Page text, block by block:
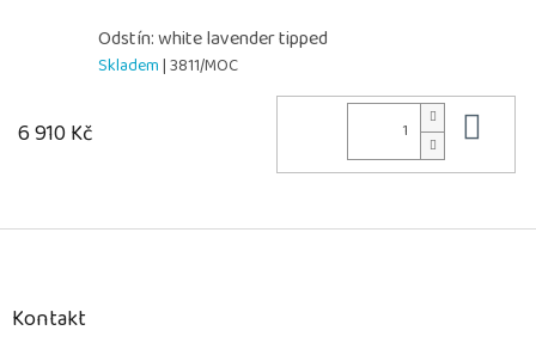
Odstín: white lavender tipped
Skladem| 3811/MOC
6 910 Kč
Z
Kontakt